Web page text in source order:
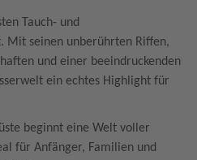
Tauch- und
Mit seinen unberührten Riffen,
und einer beeindruckenden
ein echtes Highlight für
beginnt eine Welt voller
für Anfänger, Familien und